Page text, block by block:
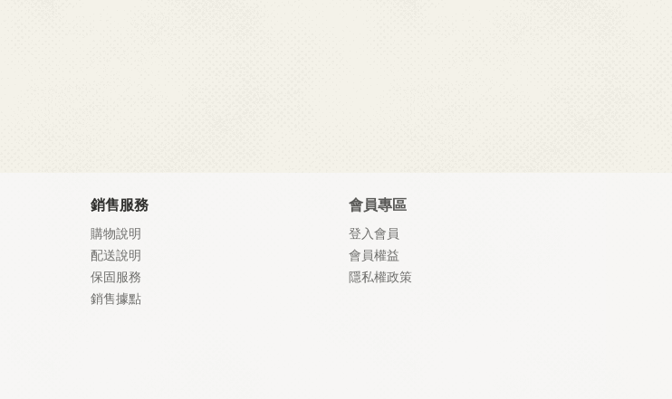
銷售服務
購物說明
配送說明
保固服務
銷售據點
會員專區
登入會員
會員權益
隱私權政策